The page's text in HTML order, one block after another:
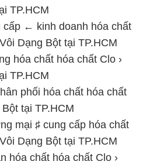
TP.HCM
cấp ← kinh doanh hóa chất
Dạng Bột tại TP.HCM
hóa chất hóa chất Clo ›
TP.HCM
phối hóa chất hóa chất
tại TP.HCM
mại ♯ cung cấp hóa chất
Dạng Bột tại TP.HCM
hóa chất hóa chất Clo ›